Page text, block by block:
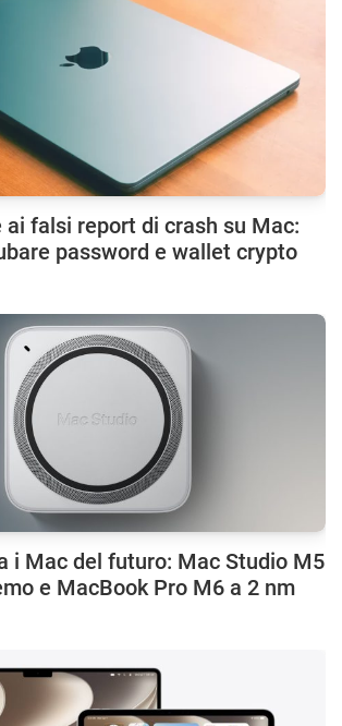
falsi report di crash su Mac:
password e wallet crypto
i Mac del futuro: Mac Studio M5
e MacBook Pro M6 a 2 nm